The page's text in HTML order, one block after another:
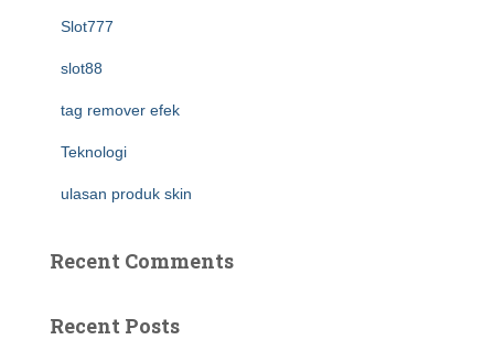
Slot777
slot88
tag remover efek
Teknologi
ulasan produk skin
Recent Comments
Recent Posts